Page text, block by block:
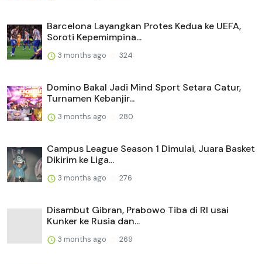
Barcelona Layangkan Protes Kedua ke UEFA,
Soroti Kepemimpina...
3 months ago 324
Domino Bakal Jadi Mind Sport Setara Catur,
Turnamen Kebanjir...
3 months ago 280
Campus League Season 1 Dimulai, Juara Basket
Dikirim ke Liga...
3 months ago 276
Disambut Gibran, Prabowo Tiba di RI usai
Kunker ke Rusia dan...
3 months ago 269